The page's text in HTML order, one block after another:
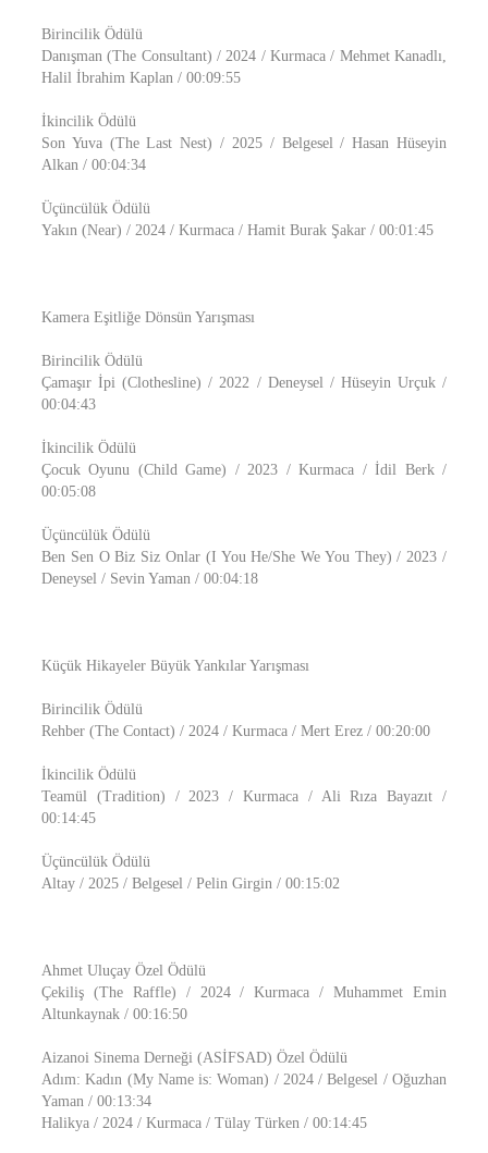
Birincilik Ödülü
Danışman (The Consultant) / 2024 / Kurmaca / Mehmet Kanadlı,
Halil İbrahim Kaplan / 00:09:55
İkincilik Ödülü
Son Yuva (The Last Nest) / 2025 / Belgesel / Hasan Hüseyin
Alkan / 00:04:34
Üçüncülük Ödülü
Yakın (Near) / 2024 / Kurmaca / Hamit Burak Şakar / 00:01:45
Kamera Eşitliğe Dönsün Yarışması
Birincilik Ödülü
Çamaşır İpi (Clothesline) / 2022 / Deneysel / Hüseyin Urçuk /
00:04:43
İkincilik Ödülü
Çocuk Oyunu (Child Game) / 2023 / Kurmaca / İdil Berk /
00:05:08
Üçüncülük Ödülü
Ben Sen O Biz Siz Onlar (I You He/She We You They) / 2023 /
Deneysel / Sevin Yaman / 00:04:18
Küçük Hikayeler Büyük Yankılar Yarışması
Birincilik Ödülü
Rehber (The Contact) / 2024 / Kurmaca / Mert Erez / 00:20:00
İkincilik Ödülü
Teamül (Tradition) / 2023 / Kurmaca / Ali Rıza Bayazıt /
00:14:45
Üçüncülük Ödülü
Altay / 2025 / Belgesel / Pelin Girgin / 00:15:02
Ahmet Uluçay Özel Ödülü
Çekiliş (The Raffle) / 2024 / Kurmaca / Muhammet Emin
Altunkaynak / 00:16:50
Aizanoi Sinema Derneği (ASİFSAD) Özel Ödülü
Adım: Kadın (My Name is: Woman) / 2024 / Belgesel / Oğuzhan
Yaman / 00:13:34
Halikya / 2024 / Kurmaca / Tülay Türken / 00:14:45